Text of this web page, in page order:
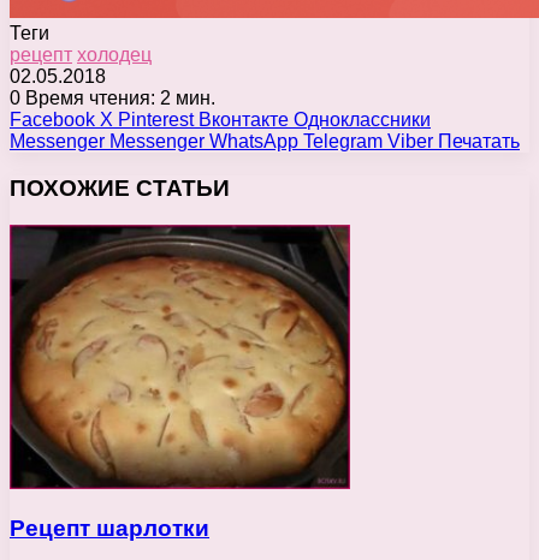
Теги
рецепт холодец
02.05.2018
0 Время чтения: 2 мин.
Facebook X Pinterest Вконтакте Одноклассники
Messenger Messenger WhatsApp Telegram Viber Печатать
ПОХОЖИЕ СТАТЬИ
Рецепт шарлотки